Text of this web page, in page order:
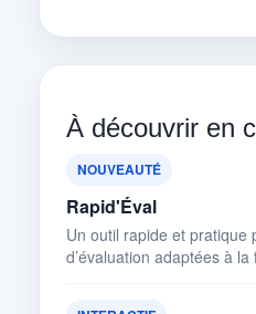
À découvrir en
NOUVEAUTÉ
Rapid'Éval
Un outil rapide et pratique
d’évaluation adaptées à la